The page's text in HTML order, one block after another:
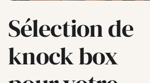
Sélection de
knock box